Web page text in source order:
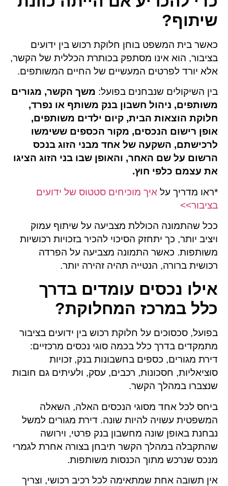
שיתוף?
כאשר בית המשפט בוחן חלוקת רכוש בין ידועים
בציבור, הוא אינו מסתפק בכותרת הכללית של הקשר,
אלא יורד לפרטים המעשיים של החיים המשותפים.
בין השיקולים שנבחנים בפועל: משך הקשר, מגורים
משותפים, ניהול חשבון בנק משותף או נפרד,
חלוקת הוצאות הבית, קיום ילדים משותפים,
אופן רישום הנכסים, מקור הכספים ששימשו
לרכישתם, השקעה של אחד מבני הזוג בנכס
הרשום על שם האחר, והאופן שבו בני הזוג הציגו
את עצמם כלפי חוץ.
*ראו מדריך על איך מוכיחים סטטוס של ידועים
בציבור>>
ככל שהתמונה הכוללת מצביעה על שיתוף עמוק
ויציב יותר, כך יתחזק הסיכוי להכיר בזכויות רכושיות
משותפות. כאשר התמונה מצביעה על הפרדה
רכושית ברורה, הנטייה תהיה זהירה יותר.
אילו נכסים עומדים בדרך
כלל במרכז המחלוקת?
בפועל, סכסוכים על חלוקת רכוש בין ידועים בציבור
מתמקדים בדרך כלל בכמה סוגי נכסים מרכזיים:
דירת מגורים, כספים בחשבונות בנק, זכויות
סוציאליות, חסכונות, רכבים, עסק, ולעיתים גם חובות
שנצברו במהלך הקשר.
ביחס לכל אחד מסוגי הנכסים האלה, השאלה
המשפטית עשויה להיות שונה. דירת מגורים למשל
נבחנת באופן שונה מחשבון בנק פרטי, וירושה
שהתקבלה במהלך הקשר תיבחן בצורה אחרת לגמרי
מנכס שנרכש מתוך הכנסות משותפות.
אין תשובה אחת שמתאימה לכל רכיב רכושי, וצריך